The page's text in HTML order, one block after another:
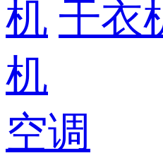
机 干衣
机
空调